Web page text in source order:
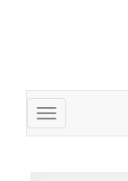
Toggle
navigation